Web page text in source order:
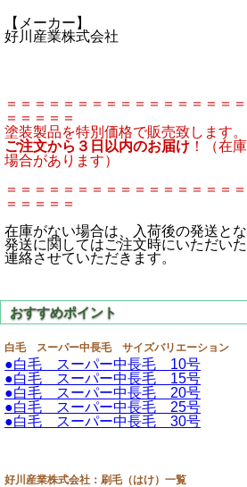
【メーカー】
好川産業株式会社
＝＝＝＝＝＝＝＝＝＝＝＝＝＝＝＝
＝＝＝＝＝
塗装製品を特別価格で販売致します。
ご注文から３日以内のお届け ！（在
場合があります）
＝＝＝＝＝＝＝＝＝＝＝＝＝＝＝＝
＝＝＝＝＝
在庫がない場合は、入荷後の発送とな
発送に関してはご注文時にいただい
連絡させていただきます。
白毛 スーパー中長毛 サイズバリエーション
●白毛 スーパー中長毛 10号
●白毛 スーパー中長毛 15号
●白毛 スーパー中長毛 20号
●白毛 スーパー中長毛 25号
●白毛 スーパー中長毛 30号
好川産業株式会社：刷毛（はけ）一覧